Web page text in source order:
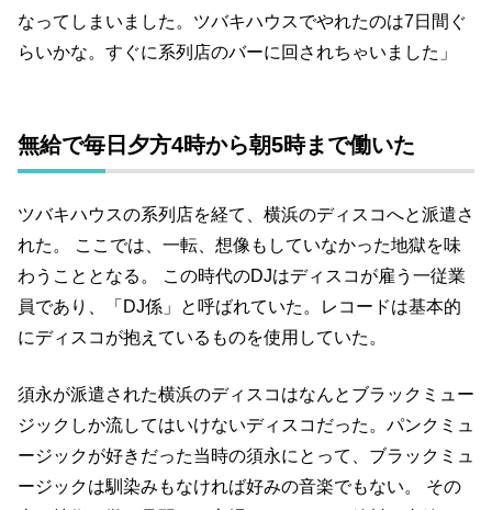
なってしまいました。ツバキハウスでやれたのは7日間ぐ
らいかな。すぐに系列店のバーに回されちゃいました」
無給で毎日夕方4時から朝5時まで働いた
ツバキハウスの系列店を経て、横浜のディスコへと派遣さ
れた。 ここでは、一転、想像もしていなかった地獄を味
わうこととなる。 この時代のDJはディスコが雇う一従業
員であり、「DJ係」と呼ばれていた。レコードは基本的
にディスコが抱えているものを使用していた。
須永が派遣された横浜のディスコはなんとブラックミュー
ジックしか流してはいけないディスコだった。パンクミュ
ージックが好きだった当時の須永にとって、ブラックミュ
ージックは馴染みもなければ好みの音楽でもない。 その